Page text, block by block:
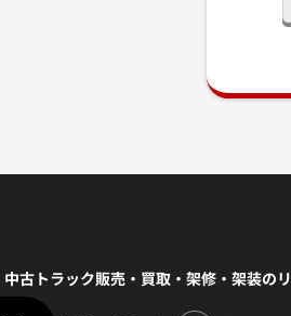
中古トラック販売・買取・架修・架装の